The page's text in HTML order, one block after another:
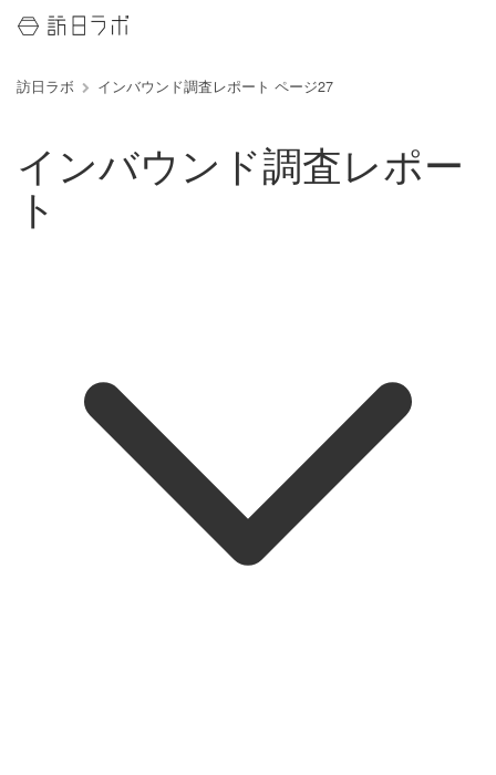
訪日ラボ インバウンド調査レポート ページ27
インバウンド調査レポー
ト